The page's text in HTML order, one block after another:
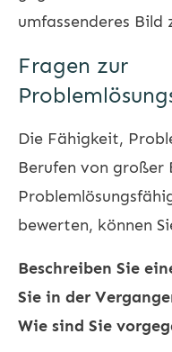
umfassenderes Bild
Fragen zur
Die Fähigkeit,
Berufen von großer
bewerten, können
Beschreiben Sie
Sie in der
Wie sind Sie